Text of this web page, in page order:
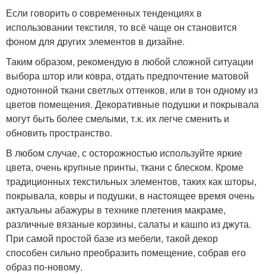
Если говорить о современных тенденциях в
использовании текстиля, то всё чаще он становится
фоном для других элементов в дизайне.
Таким образом, рекомендую в любой сложной ситуации
выбора штор или ковра, отдать предпочтение матовой
однотонной ткани светлых оттенков, или в тон одному из
цветов помещения. Декоративные подушки и покрывала
могут быть более смелыми, т.к. их легче сменить и
обновить пространство.
В любом случае, с осторожностью используйте яркие
цвета, очень крупные принты, ткани с блеском. Кроме
традиционных текстильных элементов, таких как шторы,
покрывала, ковры и подушки, в настоящее время очень
актуальны абажуры в технике плетения макраме,
различные вязаные корзины, салаты и кашпо из джута.
При самой простой базе из мебели, такой декор
способен сильно преобразить помещение, собрав его
образ по-новому.